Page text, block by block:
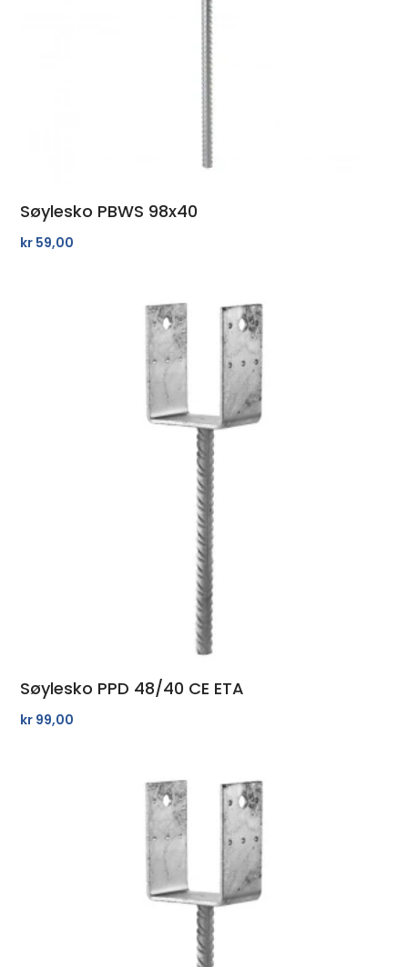
Søylesko PBWS 98x40
kr 59,00
Søylesko PPD 48/40 CE ETA
kr 99,00